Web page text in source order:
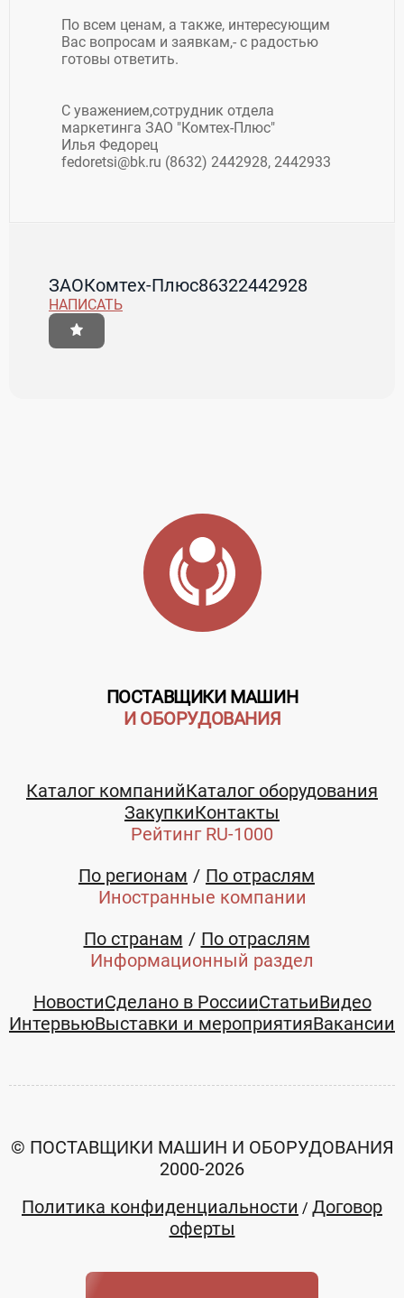
По всем ценам, а также, интересующим
Вас вопросам и заявкам,- с радостью
готовы ответить.
С уважением,сотрудник отдела
маркетинга ЗАО "Комтех-Плюс"
Илья Федорец
fedoretsi@bk.ru (8632) 2442928, 2442933
ЗАОКомтех-Плюс86322442928
НАПИСАТЬ
ПОСТАВЩИКИ МАШИН
И ОБОРУДОВАНИЯ
Каталог компанийКаталог оборудования
ЗакупкиКонтакты
Рейтинг RU-1000
По регионам
По отраслям
Иностранные компании
По странам
По отраслям
Информационный раздел
НовостиСделано в РоссииСтатьиВидео
ИнтервьюВыставки и мероприятияВакансии
© ПОСТАВЩИКИ МАШИН И ОБОРУДОВАНИЯ
2000-2026
Политика конфиденциальности / Договор
оферты